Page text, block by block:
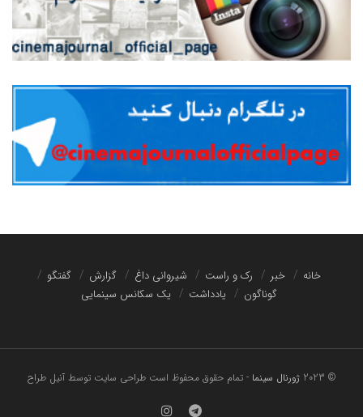
خانه خبر رک و راست شیروانی داغ گزارش
گفتگو
گوناگون
یادداشت یک سکانس سینمایی
© 2023 ژورنال سینما - تمام حقوق محفوظ استطراحی سایت توسط آنیل طراح